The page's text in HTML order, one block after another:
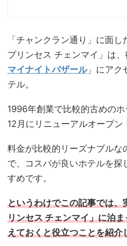
「チャンクラン通り」に面
プリンセス チェンマイ」は、
マイナイトバザール」にアク
テル。
1996年創業で比較的古めの
12月にリニューアルオープン
料金が比較的リーズナブルな
で、コスパが良いホテルを探
すめです。
というわけでこの記事では、
リンセス チェンマイ」に泊
えておくと役立つことを紹介